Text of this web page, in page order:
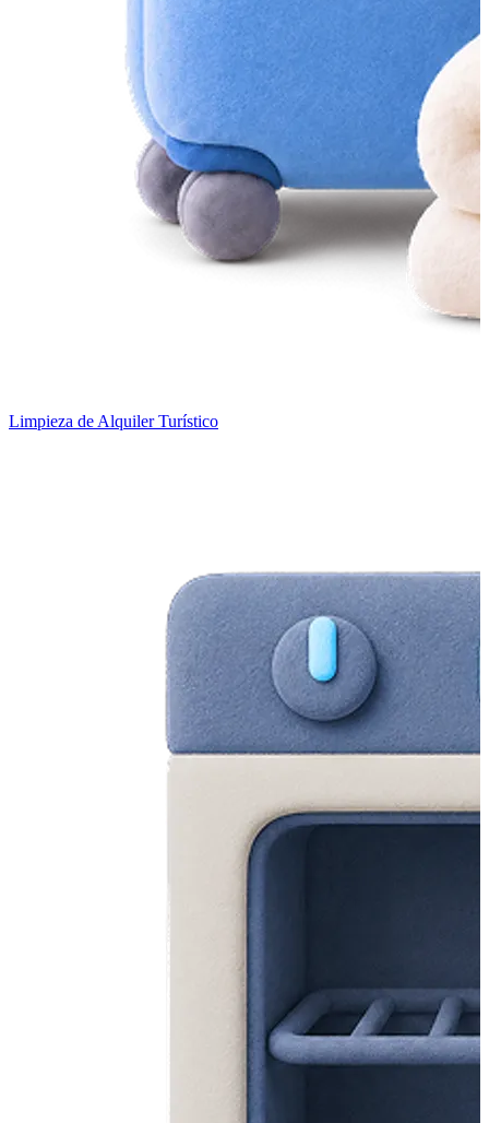
Limpieza de Alquiler Turístico